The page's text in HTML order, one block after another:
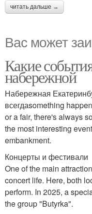
читать дальше →
Вас может
Какие
набережной
Набережная
всегдаsomething
or a fair, there's always
the most interesting
embankment.
Концерты и фестивали
One of the main
concert life. Here, both
perform. In 2025, a
the group "Butyrka".